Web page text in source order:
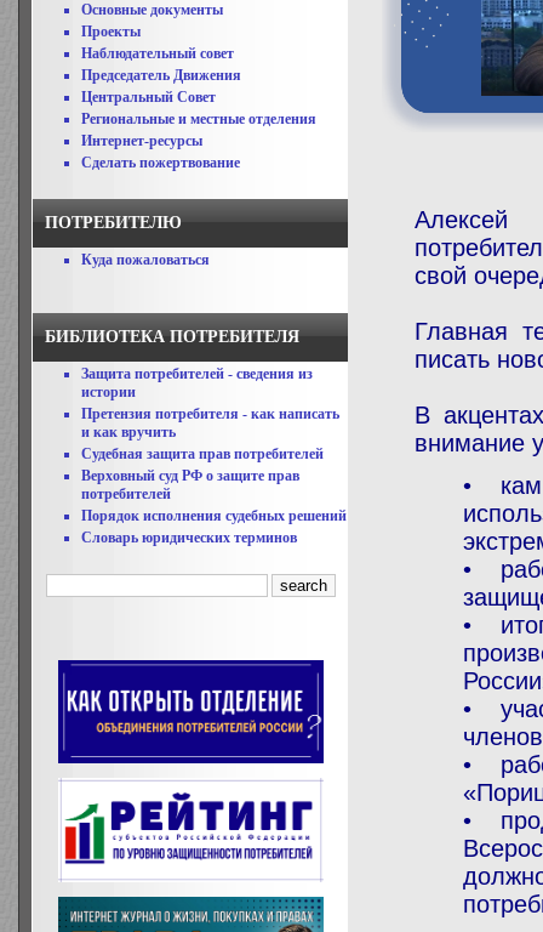
Основные документы
Проекты
Наблюдательный совет
Председатель Движения
Центральный Совет
Региональные и местные отделения
Интернет-ресурсы
Сделать пожертвование
ПОТРЕБИТЕЛЮ
Куда пожаловаться
БИБЛИОТЕКА ПОТРЕБИТЕЛЯ
Защита потребителей - сведения из
истории
Претензия потребителя - как написать
и как вручить
Судебная защита прав потребителей
Верховный суд РФ о защите прав
потребителей
Порядок исполнения судебных решений
Словарь юридических терминов
Алексей
свой
Главная
писать
В
внимание
•
•
•
•
•
•